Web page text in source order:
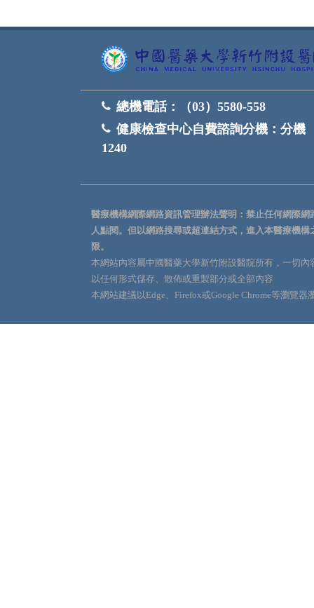
總機電話：
（03）5580-558
健康檢查中心自費諮詢分機： 分機
1240
醫療機構網際網路資訊管理辦法聲明：禁止任何網際
人點閱。但以網路搜尋或超連結方式，進入本醫療機
限。
本網站內容屬中國醫藥大學新竹附設醫院所有，一切
以任何形式儲存、散佈或重製部分或全部內容
本網站建議以Edge、Firefox或Google Chrome等瀏覽器